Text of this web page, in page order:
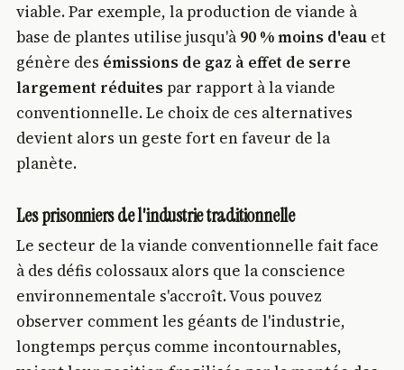
viable. Par exemple, la production de viande à
base de plantes utilise jusqu'à 90 % moins d'eau et
génère des émissions de gaz à effet de serre
largement réduitespar rapport à la viande
conventionnelle. Le choix de ces alternatives
devient alors un geste fort en faveur de la
planète.
Les prisonniers de l'industrie traditionnelle
Le secteur de la viande conventionnelle fait face
à des défis colossaux alors que la conscience
environnementale s'accroît. Vous pouvez
observer comment les géants de l'industrie,
longtemps perçus comme incontournables,